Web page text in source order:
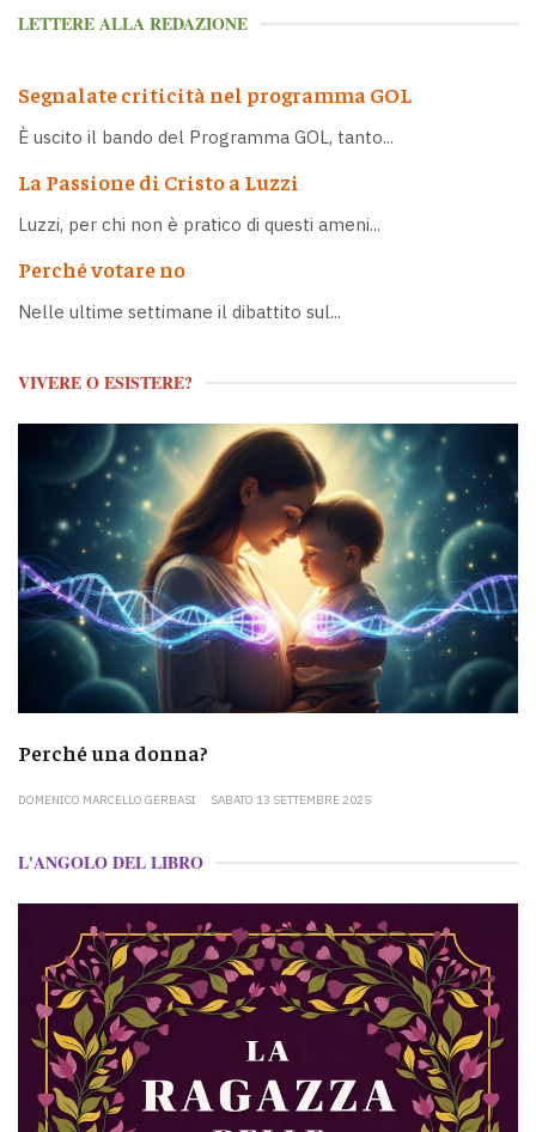
LETTERE ALLA REDAZIONE
Segnalate criticità nel programma GOL
È uscito il bando del Programma GOL, tanto...
La Passione di Cristo a Luzzi
Luzzi, per chi non è pratico di questi ameni...
Perché votare no
Nelle ultime settimane il dibattito sul...
VIVERE O ESISTERE?
Perché una donna?
DOMENICO MARCELLO GERBASI SABATO 13 SETTEMBRE 2025
L'ANGOLO DEL LIBRO